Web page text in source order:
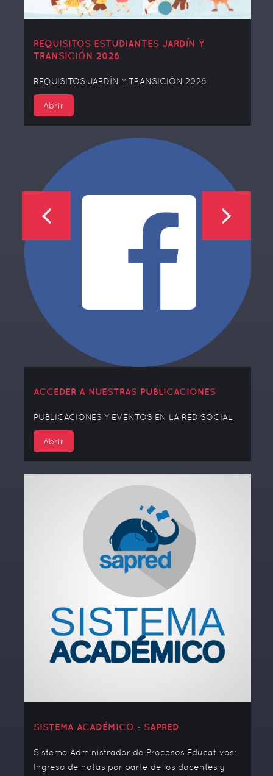
REQUISITOS ESTUDIANTES JARDÍN Y
TRANSICIÓN 2026
REQUISITOS JARDÍN Y TRANSICIÓN 2026
Abrir
ACCEDER A NUESTRAS PUBLICACIONES
PUBLICACIONES Y EVENTOS EN LA RED SOCIAL
Abrir
SISTEMA ACADÉMICO - SAPRED
Sistema Administrador de Procesos Educativos:
Ingreso de notas por parte de los docentes y